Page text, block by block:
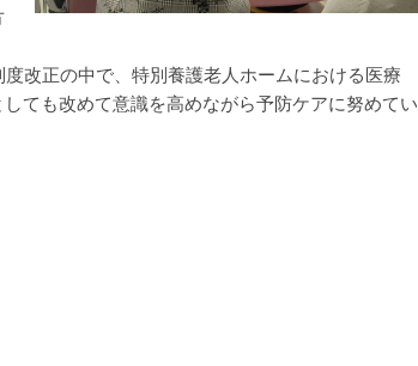
改正の中で、特別養護老人ホームにおける医療
ても改めて意識を高めながら予防ケアに努めてい